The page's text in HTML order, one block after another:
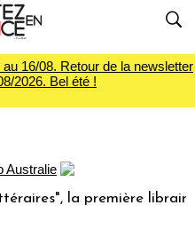
16/08. Retour de la newsletter
2026. Bel été !
la première librairie du